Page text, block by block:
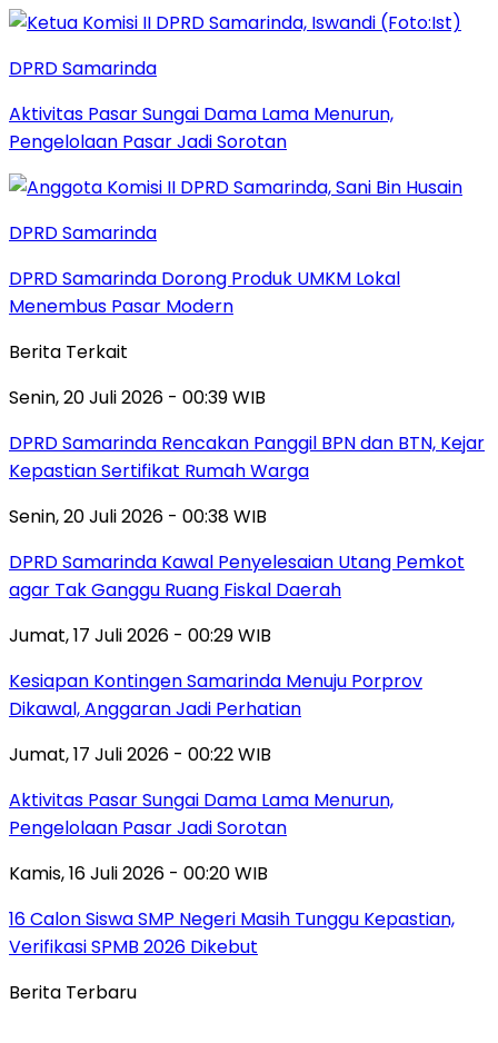
DPRD Samarinda
Aktivitas Pasar Sungai Dama Lama Menurun,
Pengelolaan Pasar Jadi Sorotan
DPRD Samarinda
DPRD Samarinda Dorong Produk UMKM Lokal
Menembus Pasar Modern
Berita Terkait
Senin, 20 Juli 2026 - 00:39 WIB
DPRD Samarinda Rencakan Panggil BPN dan BTN, Kejar
Kepastian Sertifikat Rumah Warga
Senin, 20 Juli 2026 - 00:38 WIB
DPRD Samarinda Kawal Penyelesaian Utang Pemkot
agar Tak Ganggu Ruang Fiskal Daerah
Jumat, 17 Juli 2026 - 00:29 WIB
Kesiapan Kontingen Samarinda Menuju Porprov
Dikawal, Anggaran Jadi Perhatian
Jumat, 17 Juli 2026 - 00:22 WIB
Aktivitas Pasar Sungai Dama Lama Menurun,
Pengelolaan Pasar Jadi Sorotan
Kamis, 16 Juli 2026 - 00:20 WIB
16 Calon Siswa SMP Negeri Masih Tunggu Kepastian,
Verifikasi SPMB 2026 Dikebut
Berita Terbaru